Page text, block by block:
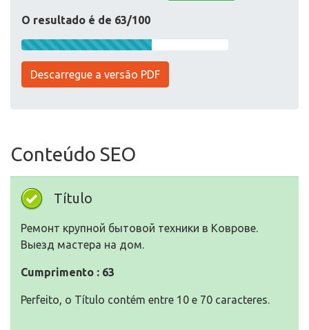
O resultado é de 63/100
Descarregue a versão PDF
Conteúdo SEO
Título
Ремонт крупной бытовой техники в Коврове.
Выезд мастера на дом.
Cumprimento : 63
Perfeito, o Título contém entre 10 e 70 caracteres.